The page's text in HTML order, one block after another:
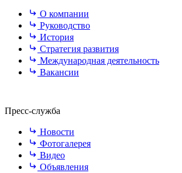
О компании
Руководство
История
Стратегия развития
Международная деятельность
Вакансии
Пресс-служба
Новости
Фотогалерея
Видео
Объявления